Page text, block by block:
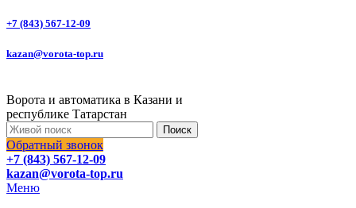
+7 (843) 567-12-09
kazan@vorota-top.ru
Ворота и автоматика в Казани и
республике Татарстан
Поиск
Обратный звонок
+7 (843) 567-12-09
kazan@vorota-top.ru
Меню